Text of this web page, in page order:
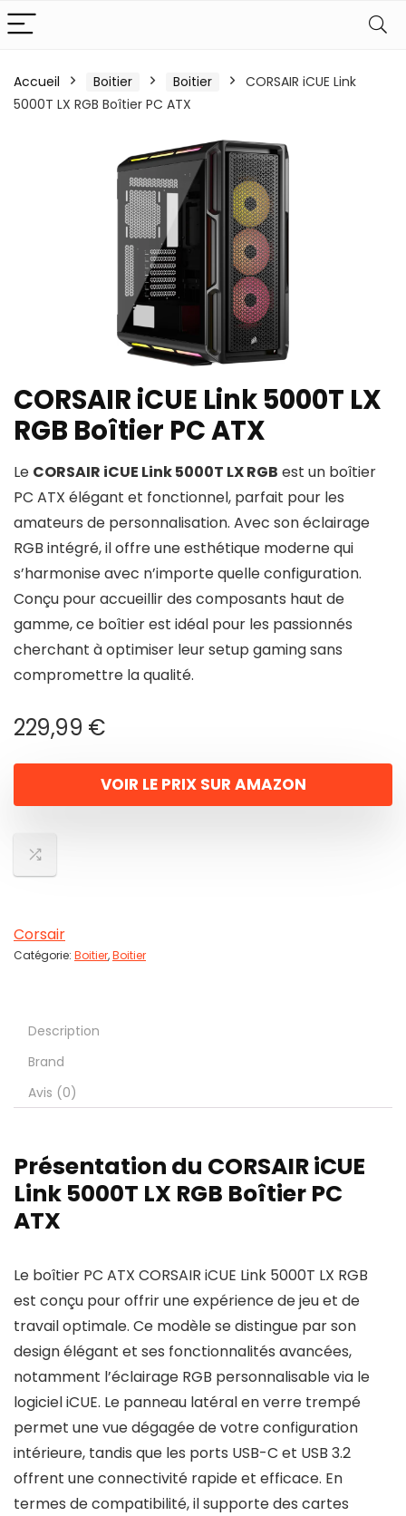
Accueil Boitier Boitier
CORSAIR iCUE Link
5000T LX RGB Boîtier PC ATX
CORSAIR iCUE Link 5000T LX
RGB Boîtier PC ATX
Le CORSAIR iCUE Link 5000T LX RGB est un boîtier
PC ATX élégant et fonctionnel, parfait pour les
amateurs de personnalisation. Avec son éclairage
RGB intégré, il offre une esthétique moderne qui
s’harmonise avec n’importe quelle configuration.
Conçu pour accueillir des composants haut de
gamme, ce boîtier est idéal pour les passionnés
cherchant à optimiser leur setup gaming sans
compromettre la qualité.
229,99 €
VOIR LE PRIX SUR AMAZON
Corsair
Catégorie: Boitier,Boitier
Description
Brand
Avis (0)
Présentation du CORSAIR iCUE
Link 5000T LX RGB Boîtier PC
ATX
Le boîtier PC ATX CORSAIR iCUE Link 5000T LX RGB
est conçu pour offrir une expérience de jeu et de
travail optimale. Ce modèle se distingue par son
design élégant et ses fonctionnalités avancées,
notamment l’éclairage RGB personnalisable via le
logiciel iCUE. Le panneau latéral en verre trempé
permet une vue dégagée de votre configuration
intérieure, tandis que les ports USB-C et USB 3.2
offrent une connectivité rapide et efficace. En
termes de compatibilité, il supporte des cartes